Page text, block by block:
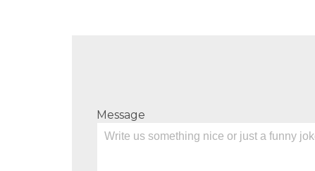
Message